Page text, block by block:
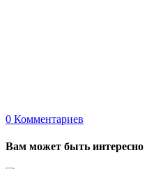
0 Комментариев
Вам может быть интересно